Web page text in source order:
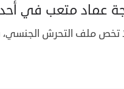
عماد متعب في
تخص ملف التحرش